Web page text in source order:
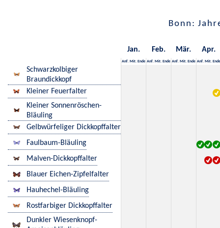
Bonn:
Jan. Feb. Mär. Apr.
Anf. Mit. Ende Anf. Mit. Ende Anf. Mit. Ende Anf. Mit. Ende
Schwarzkolbiger
Braundickkopf
Kleiner Feuerfalter
Kleiner Sonnenröschen-
Bläuling
Gelbwürfeliger Dickkopffalter
Faulbaum-Bläuling
Malven-Dickkopffalter
Blauer Eichen-Zipfelfalter
Hauhechel-Bläuling
Rostfarbiger Dickkopffalter
Dunkler Wiesenknopf-